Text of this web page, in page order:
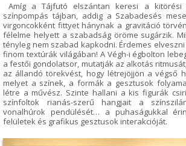
Amíg a Tájfutó elszántan keresi a
színpompás tájban, addig a Szabadesés
virgoncokként fittyet hánynak a gravitáció
félelme helyett a szabadság öröme sugárzik.
tényleg nem szabad kapkodni. Érdemes
finom textúrák világában! A Végh-i égbolton
a festői gondolatsor, mutatják az alkotás
az állandó törekvést, hogy létrejöjjön a végső
melyet a színek, a formák a gesztusok
létre a művész. Szinte hallani a kis figurák
színfoltok rianás-szerű hangjait a
vonalhúrok pendülését… a puhaságukkal
felületek és grafikus gesztusok interakcióját.